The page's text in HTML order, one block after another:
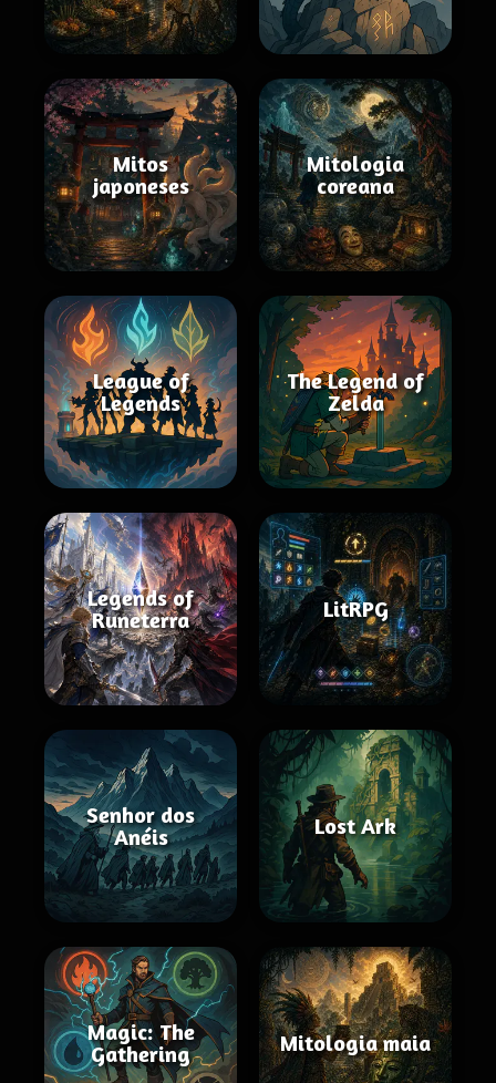
Mitos
japoneses
Mitologia
coreana
League of
Legends
The Legend of
Zelda
Legends of
Runeterra
LitRPG
Senhor dos
Anéis
Lost Ark
Magic: The
Gathering
Mitologia maia